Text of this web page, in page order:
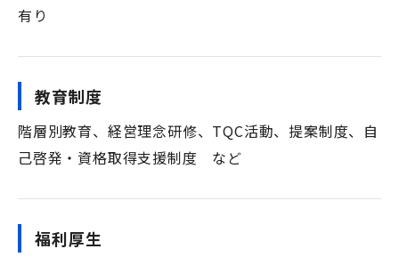
有り
教育制度
階層別教育、経営理念研修、TQC活動、提案制度、自
己啓発・資格取得支援制度 など
福利厚生